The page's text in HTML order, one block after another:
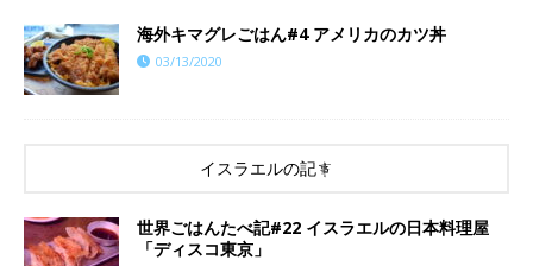
海外キマグレごはん#4 アメリカのカツ丼
03/13/2020
イスラエルの記事
世界ごはんたべ記#22 イスラエルの日本料理屋
「ディスコ東京」